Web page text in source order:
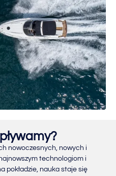
nowoczesnych, nowych i
technologiom i
pokładzie, nauka staje się